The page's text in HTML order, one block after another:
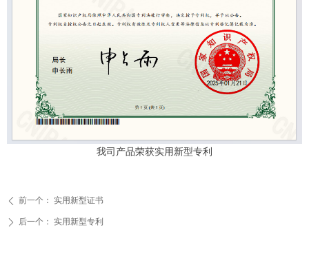
ꄴ 前一个： 实用新型证书
ꄲ 后一个： 实用新型专利
我司产品荣获实用新型专利